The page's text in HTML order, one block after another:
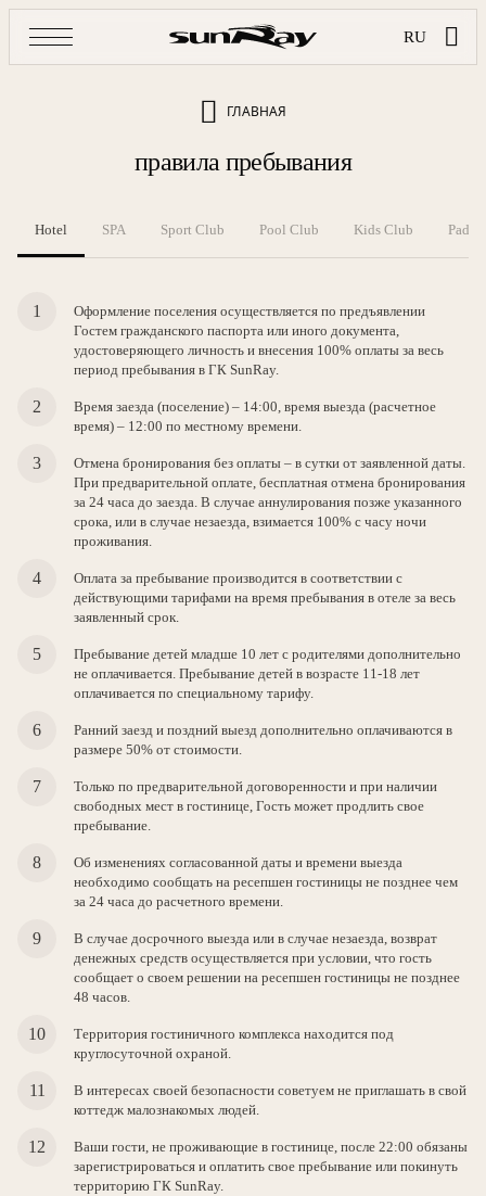
RU
ГЛАВНАЯ
правила пребывания
Hotel SPA Sport Club Pool Club Kids Club Padel
Оформление поселения осуществляется по предъявлении
Гостем гражданского паспорта или иного документа,
удостоверяющего личность и внесения 100% оплаты за весь
период пребывания в ГК SunRay.
Время заезда (поселение) – 14:00, время выезда (расчетное
время) – 12:00 по местному времени.
Отмена бронирования без оплаты – в сутки от заявленной даты.
При предварительной оплате, бесплатная отмена бронирования
за 24 часа до заезда. В случае аннулирования позже указанного
срока, или в случае незаезда, взимается 100% с часу ночи
проживания.
Оплата за пребывание производится в соответствии с
действующими тарифами на время пребывания в отеле за весь
заявленный срок.
Пребывание детей младше 10 лет с родителями дополнительно
не оплачивается. Пребывание детей в возрасте 11-18 лет
оплачивается по специальному тарифу.
Ранний заезд и поздний выезд дополнительно оплачиваются в
размере 50% от стоимости.
Только по предварительной договоренности и при наличии
свободных мест в гостинице, Гость может продлить свое
пребывание.
Об изменениях согласованной даты и времени выезда
необходимо сообщать на ресепшен гостиницы не позднее чем
за 24 часа до расчетного времени.
В случае досрочного выезда или в случае незаезда, возврат
денежных средств осуществляется при условии, что гость
сообщает о своем решении на ресепшен гостиницы не позднее
48 часов.
Территория гостиничного комплекса находится под
круглосуточной охраной.
В интересах своей безопасности советуем не приглашать в свой
коттедж малознакомых людей.
Ваши гости, не проживающие в гостинице, после 22:00 обязаны
зарегистрироваться и оплатить свое пребывание или покинуть
территорию ГК SunRay.